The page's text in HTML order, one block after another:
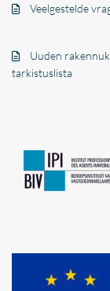
Veelgestelde
Uuden
tarkistuslista